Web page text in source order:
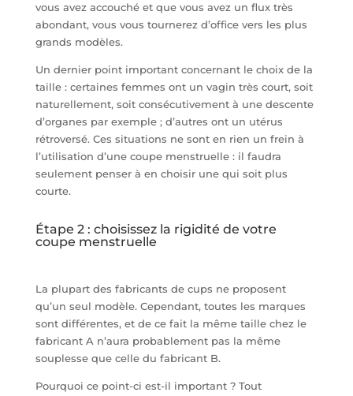
vous avez accouché et que vous avez un flux très
abondant, vous vous tournerez d’office vers les plus
grands modèles.
Un dernier point important concernant le choix de la
taille : certaines femmes ont un vagin très court, soit
naturellement, soit consécutivement à une descente
d’organes par exemple ; d’autres ont un utérus
rétroversé. Ces situations ne sont en rien un frein à
l’utilisation d’une coupe menstruelle : il faudra
seulement penser à en choisir une qui soit plus
courte.
Étape 2 : choisissez la rigidité de votre
coupe menstruelle
La plupart des fabricants de cups ne proposent
qu’un seul modèle. Cependant, toutes les marques
sont différentes, et de ce fait la même taille chez le
fabricant A n’aura probablement pas la même
souplesse que celle du fabricant B.
Pourquoi ce point-ci est-il important ? Tout